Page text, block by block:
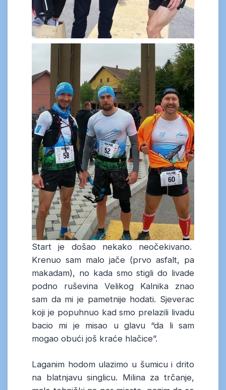
Start je došao nekako neočekivano.
Krenuo sam malo jače (prvo asfalt, pa
makadam), no kada smo stigli do livade
podno ruševina Velikog Kalnika znao
sam da mi je pametnije hodati. Sjeverac
koji je popuhnuo kad smo prelazili livadu
bacio mi je misao u glavu “da li sam
mogao obući još kraće hlačice”.
Laganim hodom ulazimo u šumicu i drito
na blatnjavu singlicu. Milina za trčanje,